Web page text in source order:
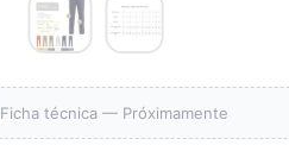
Ficha técnica — Próximamente